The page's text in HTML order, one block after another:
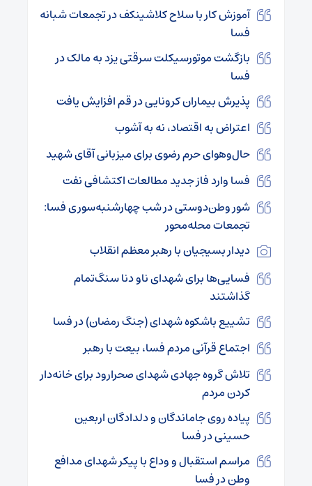
آموزش کار با سلاح کلاشینکف در تجمعات شبانه
فسا
بازگشت موتورسیکلت سرقتی یزد به مالک در
فسا
پذیرش بیماران کرونایی در قم افزایش یافت
اعتراض به اقتصاد، نه به آشوب
حال‌وهوای حرم رضوی برای میزبانی آقای شهید
فسا وارد فاز جدید مطالعات اکتشافی نفت
شور وطن‌دوستی در شب چهارشنبه‌سوری فسا:
تجمعات محله‌محور
دیدار بسیجیان با رهبر معظم انقلاب
فسایی‌ها برای شهدای ناو دنا سنگ‌تمام
گذاشتند
تشییع باشکوه شهدای (جنگ رمضان) در فسا
اجتماع قرآنی مردم فسا، بیعت با رهبر
تلاش گروه جهادی شهدای صحرارود برای خانه‌دار
کردن مردم
پیاده روی جاماندگان و دلدادگان اربعین
حسینی در فسا
مراسم استقبال و وداع با پیکر شهدای مدافع
وطن در فسا